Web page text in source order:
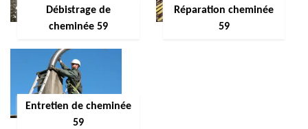
Débistrage de
cheminée 59
Réparation cheminée
59
Entretien de cheminée
59